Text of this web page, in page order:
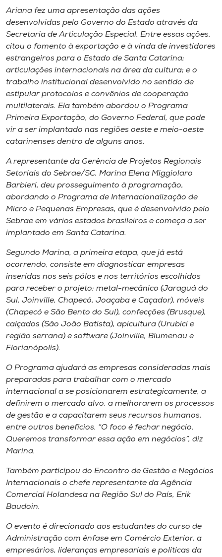
Rádio
Museu
Unoesc
Store
Selecione
o idioma
A+
A-
Ariana fez uma apresentação das ações
desenvolvidas pelo Governo do Estado através da
Secretaria de Articulação Especial. Entre essas ações,
citou o fomento à exportação e à vinda de investidores
estrangeiros para o Estado de Santa Catarina;
articulações internacionais na área da cultura; e o
trabalho institucional desenvolvido no sentido de
estipular protocolos e convênios de cooperação
multilaterais. Ela também abordou o Programa
Primeira Exportação, do Governo Federal, que pode
vir a ser implantado nas regiões oeste e meio-oeste
catarinenses dentro de alguns anos.
A representante da Gerência de Projetos Regionais
Setoriais do Sebrae/SC, Marina Elena Miggiolaro
Barbieri, deu prosseguimento à programação,
abordando o Programa de Internacionalização de
Micro e Pequenas Empresas, que é desenvolvido pelo
Sebrae em vários estados brasileiros e começa a ser
implantado em Santa Catarina.
Segundo Marina, a primeira etapa, que já está
ocorrendo, consiste em diagnosticar empresas
inseridas nos seis pólos e nos territórios escolhidos
para receber o projeto: metal-mecânico (Jaraguá do
Sul, Joinville, Chapecó, Joaçaba e Caçador), móveis
(Chapecó e São Bento do Sul), confecções (Brusque),
calçados (São João Batista), apicultura (Urubici e
região serrana) e software (Joinville, Blumenau e
Florianópolis).
O Programa ajudará as empresas consideradas mais
preparadas para trabalhar com o mercado
internacional a se posicionarem estrategicamente, a
definirem o mercado alvo, a melhorarem os processos
de gestão e a capacitarem seus recursos humanos,
entre outros benefícios. “O foco é fechar negócio.
Queremos transformar essa ação em negócios”, diz
Marina.
Também participou do Encontro de Gestão e Negócios
Internacionais o chefe representante da Agência
Comercial Holandesa na Região Sul do País, Erik
Baudoin.
O evento é direcionado aos estudantes do curso de
Administração com ênfase em Comércio Exterior, a
empresários, lideranças empresariais e políticas da